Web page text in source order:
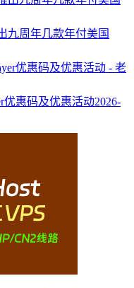
九周年几款年付美国
优惠码及优惠活动2026-